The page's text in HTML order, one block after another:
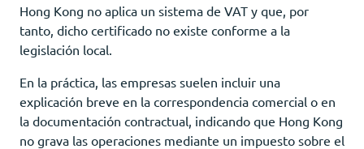
Hong Kong no aplica un sistema de VAT y que, por
tanto, dicho certificado no existe conforme a la
legislación local.
En la práctica, las empresas suelen incluir una
explicación breve en la correspondencia comercial o en
la documentación contractual, indicando que Hong Kong
no grava las operaciones mediante un impuesto sobre el